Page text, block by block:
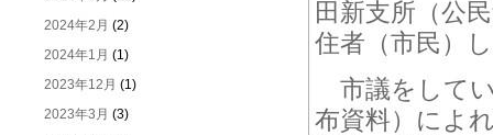
2024年2月 (2)
2024年1月 (1)
2023年12月 (1)
2023年3月 (3)
田新支所（公
住者（市民）
市議をして
布資料）によ